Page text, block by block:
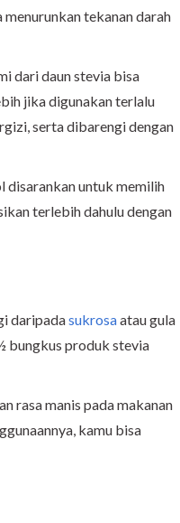
tekanan darah
dari daun stevia bisa
jika digunakan terlalu
serta dibarengi dengan
disarankan untuk memilih
terlebih dahulu dengan
daripadasukrosaatau gula
bungkus produk stevia
rasa manis pada makanan
kamu bisa